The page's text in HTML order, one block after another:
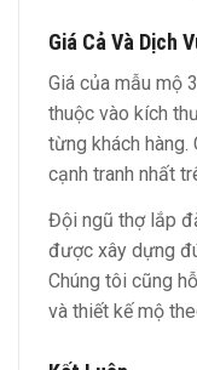
Giá Cả Và Dịch
Giá của mẫu mộ
thuộc vào kích
từng khách hàng.
cạnh tranh nhất
Đội ngũ thợ lắp
được xây dựng
Chúng tôi cũng
và thiết kế mộ